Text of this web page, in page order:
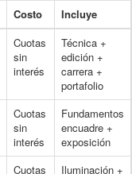
Costo
Incluye
Cuotas
sin
interés
Técnica +
edición +
carrera +
portafolio
Cuotas
sin
interés
Fundamentos
encuadre +
exposición
Cuotas
Iluminación +